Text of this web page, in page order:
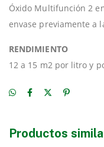
Óxido Multifunción 2
envase previamente a
RENDIMIENTO
12 a 15 m2 por litro y
Productos